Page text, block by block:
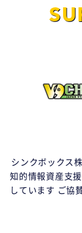
シンクボックス
知的情報資産支
しています ご協